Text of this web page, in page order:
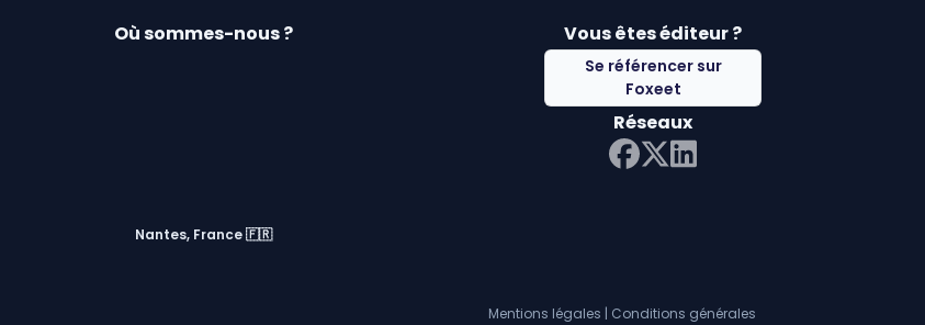
Où sommes-nous ?
Nantes, France 🇫🇷
Vous êtes éditeur ?
Se référencer sur
Foxeet
Réseaux
Mentions légales | Conditions générales